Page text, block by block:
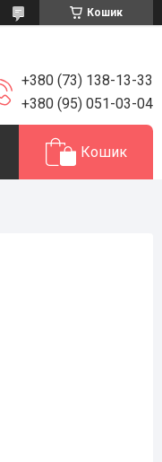
Кошик
+380 (73) 138-13-33
+380 (95) 051-03-04
Кошик